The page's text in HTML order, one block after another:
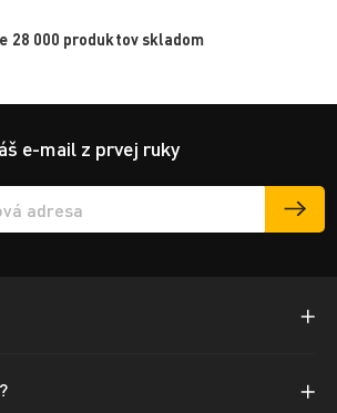
28 000 produktov skladom
e-mail z prvej ruky
k odběru